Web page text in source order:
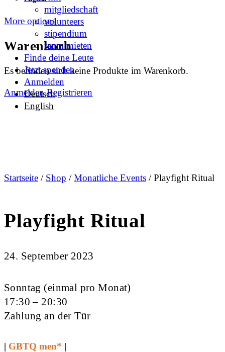
More options
Warenkorb
Es befinden sich keine Produkte im Warenkorb.
Anmelden Registrieren
mitgliedschaft
volunteers
stipendium
raum mieten
Finde deine Leute
Jetzt spenden
Anmelden
Deutsch
English
Startseite / Shop /Monatliche Events/ Playfight Ritual
Playfight Ritual
24. September 2023
Sonntag (einmal pro Monat)
17:30 – 20:30
Zahlung an der Tür
| GBTQ men* |